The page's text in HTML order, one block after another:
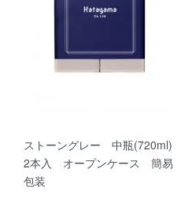
ストーングレー 中瓶(720ml)
2本入 オープンケース 簡易
包装